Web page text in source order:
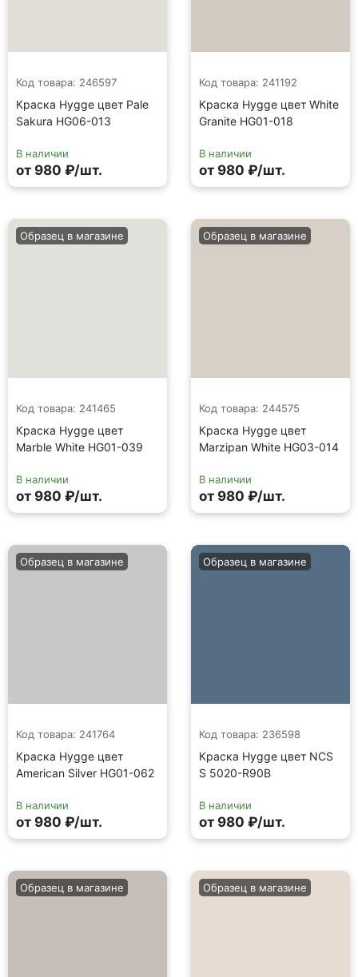
Код товара: 246597
Краска Hygge цвет Pale
Sakura HG06-013
В наличии
от 980 ₽/шт.
Код товара: 241192
Краска Hygge цвет White
Granite HG01-018
В наличии
от 980 ₽/шт.
Код товара: 241465
Краска Hygge цвет
Marble White HG01-039
Образец в магазине
В наличии
от 980 ₽/шт.
Код товара: 244575
Краска Hygge цвет
Marzipan White HG03-014
Образец в магазине
В наличии
от 980 ₽/шт.
Код товара: 241764
Краска Hygge цвет
American Silver HG01-062
Образец в магазине
В наличии
от 980 ₽/шт.
Код товара: 236598
Краска Hygge цвет NCS
S 5020-R90B
Образец в магазине
В наличии
от 980 ₽/шт.
Образец в магазине Образец в магазине